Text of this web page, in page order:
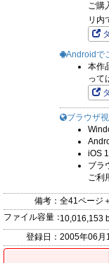
ご購
リ内
Androidで
本作
って
ブラウザ
iOS
ブラ
ご利
備考： 全41ページ
ファイル容量：
登録日： 2005年06月